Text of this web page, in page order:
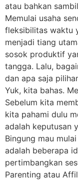
atau bahkan
Memulai usaha
fleksibilitas waktu
menjadi tiang
sosok produktif
tangga. Lalu,
dan apa saja
Yuk, kita bahas.
Sebelum kita
kita pahami dulu
adalah keputusan
Bingung mau
adalah beberapa
pertimbangkan
Parenting atau